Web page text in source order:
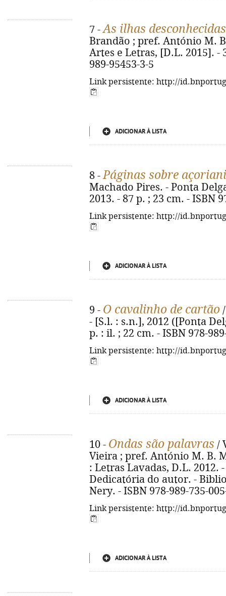
7 -As ilhas desconhecidas
Brandão ; pref. António M.
Artes e Letras, [D.L. 2015]. -
989-95453-3-5
Link persistente: http://
ADICIONAR À LISTA
8 -Páginas sobre
Machado Pires. - Ponta
2013. - 87 p. ; 23 cm. - ISBN
Link persistente: http://
ADICIONAR À LISTA
9 - O cavalinho de cartão
- [S.l. : s.n.], 2012 ([Ponta
p. : il. ; 22 cm. - ISBN 978-
Link persistente: http://
ADICIONAR À LISTA
10 - Ondas são palavras /
Vieira ; pref. António M. B.
: Letras Lavadas, D.L. 2012.
Dedicatória do autor. -
Nery. - ISBN 978-989-735-
Link persistente: http://
ADICIONAR À LISTA